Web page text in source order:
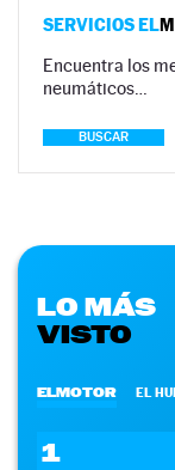
SERVICIOS EL
Encuentra los
neumáticos…
BUSCAR
LO MÁS
VISTO
ELMOTOR EL
1